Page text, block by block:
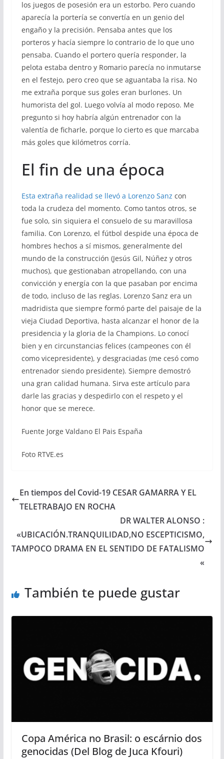
los juegos de posesión era un estorbo. Pero cuando
aparecía la portería se convertía en un genio del
engaño y la precisión. Pensaba antes que los
porteros y hacía siempre lo contrario de lo que uno
pensaba. Cuando el portero quería responder, la
pelota estaba dentro y Romario parecía no inmutarse
en el festejo, pero creo que se aguantaba la risa. No
me extraña porque sus goles eran burlones. Un
humorista del gol. Luego volvía al modo reposo. Me
pregunto si hoy habría algún entrenador con la
valentía de ficharle, porque lo cierto es que marcaba
más goles que kilómetros corría.
El fin de una época
Esta extraña realidad se llevó a Lorenzo Sanz con
toda la crudeza del momento. Como tantos otros, se
fue solo, sin siquiera el consuelo de su maravillosa
familia. Con Lorenzo, el fútbol despide una época de
hombres hechos a sí mismos, generalmente del
mundo de la construcción (Jesús Gil, Núñez y otros
muchos), que gestionaban atropellando, con una
convicción y energía con la que pasaban por encima
de todo, incluso de las reglas. Lorenzo Sanz era un
madridista que siempre formó parte del paisaje de la
vieja Ciudad Deportiva, hasta alcanzar el honor de la
presidencia y la gloria de la Champions. Lo conocí
bien y en circunstancias felices (campeones con él
como vicepresidente), y desgraciadas (me cesó como
entrenador siendo presidente). Siempre demostró
una gran calidad humana. Sirva este artículo para
darle las gracias y despedirlo con el respeto y el
honor que se merece.
Fuente Jorge Valdano El Pais España
Foto RTVE.es
En tiempos del Covid-19 CESAR GAMARRA Y EL
TELETRABAJO EN ROCHA
DR WALTER ALONSO :
«UBICACIÓN.TRANQUILIDAD,NO ESCEPTICISMO,
TAMPOCO DRAMA EN EL SENTIDO DE FATALISMO
«
También te puede gustar
Copa América no Brasil: o escárnio dos
genocidas (Del Blog de Juca Kfouri)